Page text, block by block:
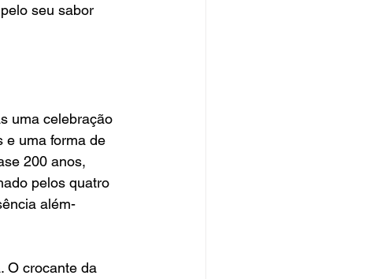
seu sabor
uma celebração
e uma forma de
200 anos,
pelos quatro
além-
O crocante da